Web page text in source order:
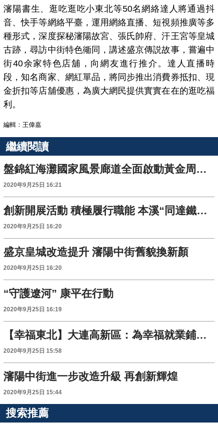
瀋陽書生、逛吃逛吃小東北等50名網絡達人將通過抖
音、快手等網絡平臺，運用網絡直播、短視頻推廣等多
種形式，深度探秘瀋陽故宮、張氏帥府、汗王宮等皇城
古跡，尋訪中街特色衚同，講述盛京傳説故事，嘗遍中
街40余家特色店舖，向網友進行推介。達人直播時
段，知名商家、網紅單品，將同步推出消費券抵扣、現
金折扣等店舖優惠，為廣大網民提供實實在在的逛吃福
利。
編輯：王偉嘉
繼續閱讀
盤錦紅海灘國家風景廊道全面啟動黃金周保障工作
2020年9月25日 16:21
創新開展活動 積極履行職能 本溪“同達鐵選” 工會推動經營和諧發展
2020年9月25日 16:20
盛京皇城改造提升 瀋陽中街舊貌換新顏
2020年9月25日 16:20
“守護遼河” 康平在行動
2020年9月25日 16:19
【幸福東北】大連高新區：為幸福就業鋪路 打造人才“洼地”
2020年9月25日 15:58
瀋陽中街進一步改造升級 再創新輝煌
2020年9月25日 15:44
搜索推薦